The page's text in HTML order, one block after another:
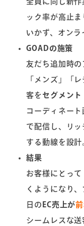
ック率が高止ま
いかず、オンラ
GOAD の施策
友だち追加時の
「メンズ」「
客を セグメン
コーディネー
で配信し、リ
する動線を設計
結果
お客様にとっ
くようになり
日の EC売上が
シームレスな送